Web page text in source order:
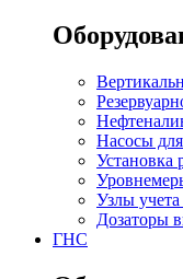
Насосы
Установка
Узлы
Дозаторы
ГНС